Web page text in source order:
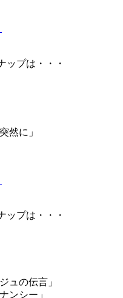
ップは・・・
然に」
ップは・・・
ュの伝言」
ンシー」